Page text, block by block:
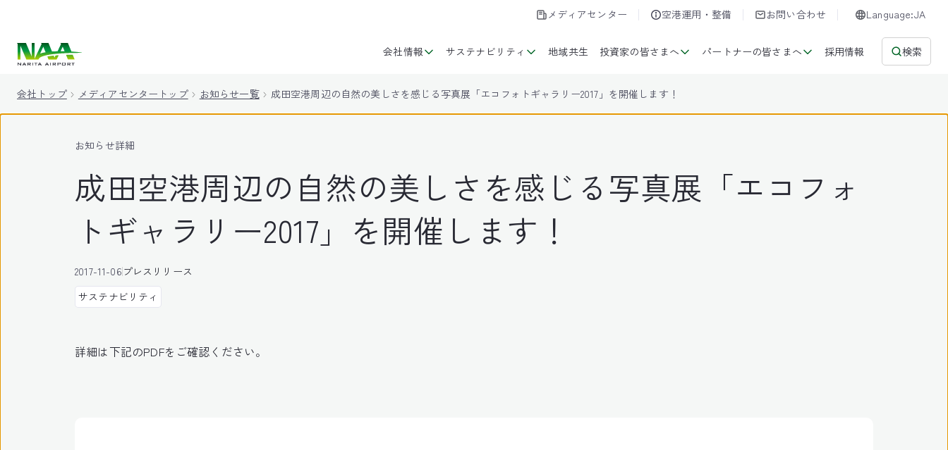
メディアセンター 空港運用・整備 お問い合わせ Language:JA
会社情報 サステナビリティ 地域共生 投資家の皆さまへ パートナーの皆さまへ 採用情報 検索
会社トップ メディアセンタートップ お知らせ一覧 成田空港周辺の自然の美しさを感じる写真展「エコフォトギャラリー2017」を開催します！
お知らせ詳細
成田空港周辺の自然の美しさを感じる写真展「エコフォ
トギャラリー2017」を開催します！
2017-11-06プレスリリース
サステナビリティ
詳細は下記のPDFをご確認ください。